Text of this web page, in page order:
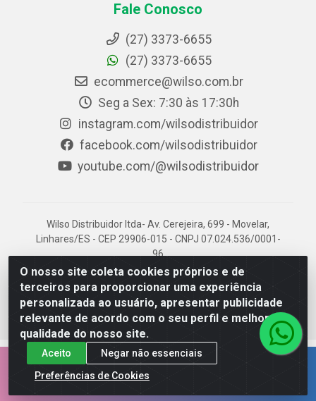
O nosso site coleta cookies próprios e de
terceiros para proporcionar uma experiência
personalizada ao usuário, apresentar publicidade
relevante de acordo com o seu perfil e melhorar a
qualidade do nosso site.
Aceito
Negar não essenciais
Preferências de Cookies
Fale Conosco
(27) 3373-6655
(27) 3373-6655
ecommerce@wilso.com.br
Seg a Sex: 7:30 às 17:30h
instagram.com/wilsodistribuidor
facebook.com/wilsodistribuidor
youtube.com/@wilsodistribuidor
Wilso Distribuidor ltda- Av. Cerejeira, 699 - Movelar,
Linhares/ES - CEP 29906-015 - CNPJ 07.024.536/0001-
96
EMPRESA 100% CAPIXABA.
AQUI É NOSSO TERRITÓRIO!